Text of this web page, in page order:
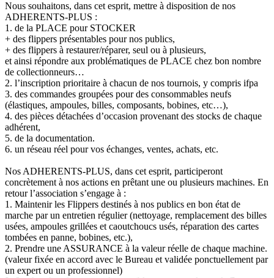
Nous souhaitons, dans cet esprit, mettre à disposition de nos
ADHERENTS-PLUS :
1. de la PLACE pour STOCKER
+ des flippers présentables pour nos publics,
+ des flippers à restaurer/réparer, seul ou à plusieurs,
et ainsi répondre aux problématiques de PLACE chez bon nombre
de collectionneurs…
2. l’inscription prioritaire à chacun de nos tournois, y compris ifpa
3. des commandes groupées pour des consommables neufs
(élastiques, ampoules, billes, composants, bobines, etc…),
4. des pièces détachées d’occasion provenant des stocks de chaque
adhérent,
5. de la documentation.
6. un réseau réel pour vos échanges, ventes, achats, etc.
Nos ADHERENTS-PLUS, dans cet esprit, participeront
concrètement à nos actions en prêtant une ou plusieurs machines. En
retour l’association s’engage à :
1. Maintenir les Flippers destinés à nos publics en bon état de
marche par un entretien régulier (nettoyage, remplacement des billes
usées, ampoules grillées et caoutchoucs usés, réparation des cartes
tombées en panne, bobines, etc.),
2. Prendre une ASSURANCE à la valeur réelle de chaque machine.
(valeur fixée en accord avec le Bureau et validée ponctuellement par
un expert ou un professionnel)